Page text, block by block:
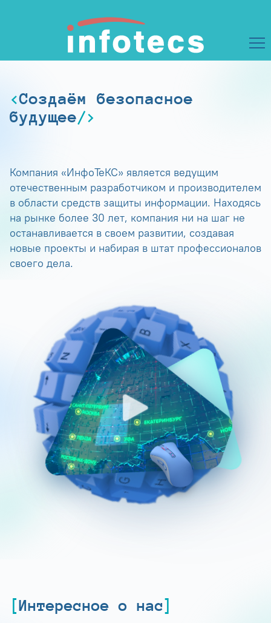
Создаём безопасное
будущее
Компания «ИнфоТеКС» является ведущим
отечественным разработчиком и производителем
в области средств защиты информации. Находясь
на рынке более 30 лет, компания ни на шаг не
останавливается в своем развитии, создавая
новые проекты и набирая в штат профессионалов
своего дела.
Интересное о нас